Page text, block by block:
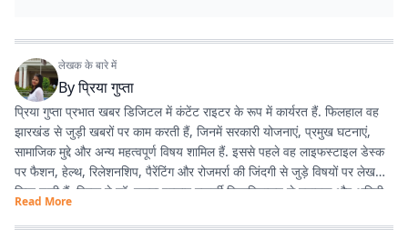
लेखक के बारे में
Byप्रिया गुप्ता
प्रिया गुप्ता प्रभात खबर डिजिटल में कंटेंट राइटर के रूप में कार्यरत हैं. फिलहाल वह
झारखंड से जुड़ी खबरों पर काम करती हैं, जिनमें सरकारी योजनाएं, प्रमुख घटनाएं,
सामाजिक मुद्दे और अन्य महत्वपूर्ण विषय शामिल हैं. इससे पहले वह लाइफस्टाइल डेस्क
पर फैशन, हेल्थ, रिलेशनशिप, पैरेंटिंग और रोजमर्रा की जिंदगी से जुड़े विषयों पर लेख
लिख चुकी हैं. प्रिया ने डॉ. श्यामा प्रसाद मुखर्जी विश्वविद्यालय से स्नातक और अमिटी
यूनिवर्सिटी से मास्टर डिग्री हासिल की है.
Read More